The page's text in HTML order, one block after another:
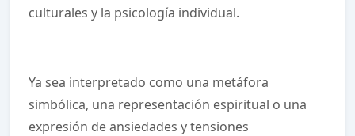
culturales y la psicología individual.
Ya sea interpretado como una metáfora
simbólica, una representación espiritual o una
expresión de ansiedades y tensiones